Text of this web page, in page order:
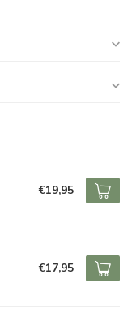
€19,95
€17,95